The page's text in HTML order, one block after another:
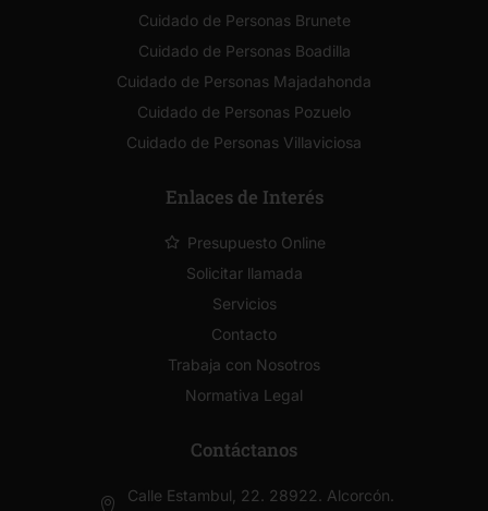
Cuidado de Personas Brunete
Cuidado de Personas Boadilla
Cuidado de Personas Majadahonda
Cuidado de Personas Pozuelo
Cuidado de Personas Villaviciosa
Enlaces de Interés
Presupuesto Online
Solicitar llamada
Servicios
Contacto
Trabaja con Nosotros
Normativa Legal
Contáctanos
Calle Estambul, 22. 28922. Alcorcón.